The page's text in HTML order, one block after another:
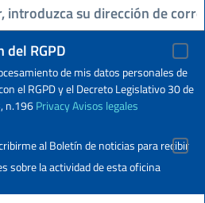
del RGPD
de mis datos personales de
el RGPD y el Decreto Legislativo 30 de
n.196PrivacyAvisos legales
al Boletín de noticias para recibir
sobre la actividad de esta oficina